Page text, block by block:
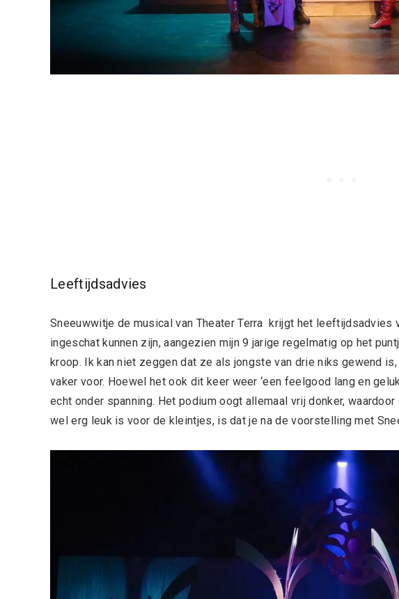
Leeftijdsadvies
Sneeuwwitje de musical van Theater Terra krijgt het
ingeschat kunnen zijn, aangezien mijn 9 jarige regelmatig op het
kroop. Ik kan niet zeggen dat ze als jongste van drie niks gewend
vaker voor. Hoewel het ook dit keer weer ‘een feelgood lang en
echt onder spanning. Het podium oogt allemaal vrij donker,
wel erg leuk is voor de kleintjes, is dat je na de voorstelling met